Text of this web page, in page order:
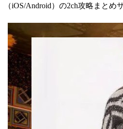
（iOS/Android）の2ch攻略まとめ